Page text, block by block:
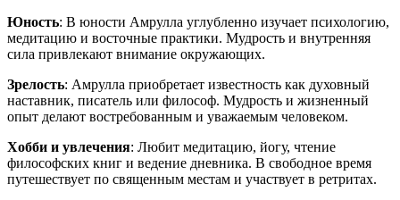
Юность: В юности Амрулла углубленно изучает психологию,
медитацию и восточные практики. Мудрость и внутренняя
сила привлекают внимание окружающих.
Зрелость: Амрулла приобретает известность как духовный
наставник, писатель или философ. Мудрость и жизненный
опыт делают востребованным и уважаемым человеком.
Хобби и увлечения: Любит медитацию, йогу, чтение
философских книг и ведение дневника. В свободное время
путешествует по священным местам и участвует в ретритах.